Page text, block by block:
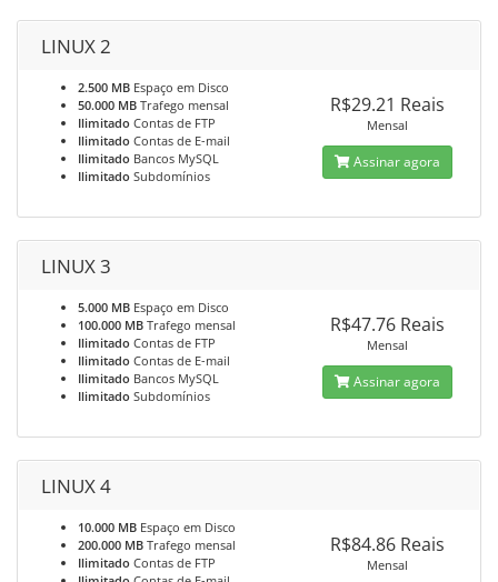
LINUX 2
2.500 MB Espaço em Disco
50.000 MB Trafego mensal
Ilimitado Contas de FTP
Ilimitado Contas de E-mail
Ilimitado Bancos MySQL
Ilimitado Subdomínios
R$29.21 Reais
Mensal
Assinar agora
LINUX 3
5.000 MB Espaço em Disco
100.000 MB Trafego mensal
Ilimitado Contas de FTP
Ilimitado Contas de E-mail
Ilimitado Bancos MySQL
Ilimitado Subdomínios
R$47.76 Reais
Mensal
Assinar agora
LINUX 4
10.000 MB Espaço em Disco
200.000 MB Trafego mensal
Ilimitado Contas de FTP
R$84.86 Reais
Mensal